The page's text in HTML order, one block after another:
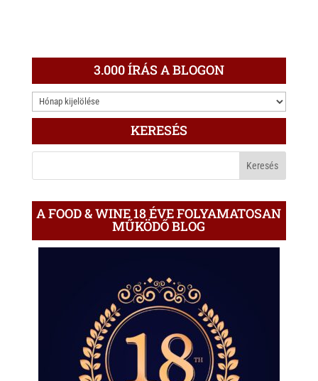
3.000 ÍRÁS A BLOGON
3.000
ÍRÁS
KERESÉS
A FOOD & WINE 18 ÉVE FOLYAMATOSAN
MŰKÖDŐ BLOG